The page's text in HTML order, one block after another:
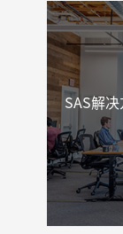
SAS解